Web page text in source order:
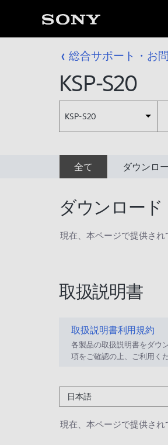
総合サポート・お
KSP-S20
KSP-S20
全て ダウンロ
ダウンロード
現在、本ページで提供され
取扱説明書
取扱説明書利用規約
各製品の取扱説明書をダウ
項をご確認の上、ご利用くだ
日本語
現在、本ページで提供され